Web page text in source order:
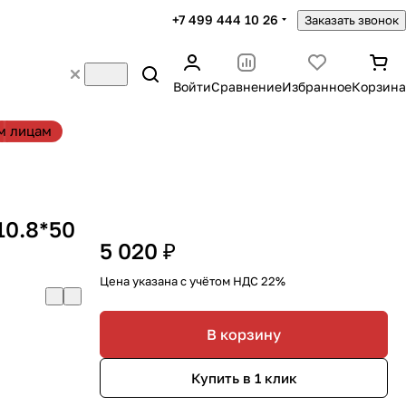
+7 499 444 10 26 Заказать звонок
ВойтиСравнениеИзбранноеКорзина
лицам
5 020 ₽
Цена указана с учётом НДС 22%
В корзину
Купить в 1 клик